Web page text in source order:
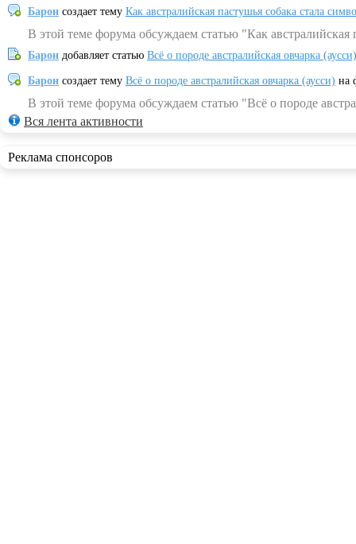
Барон создает тему Как австралийская пастушья собака стала
В этой теме форума обсуждаем статью "Как
Барон добавляет статью Всё о породе австралийская овчарка (аусси)
Барон создает тему Всё о породе австралийская овчарка (аусси) на
В этой теме форума обсуждаем статью "Всё о породе
Вся лента активности
Реклама спонсоров